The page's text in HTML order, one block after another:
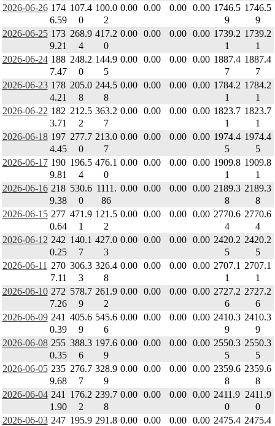
2026-06-26 174
6.59
107.4
0
100.0
2
0.00 0.00 0.00 0.00 1746.5
9
1746.5
9
2026-06-25 173
9.21
268.9
4
417.2
0
0.00 0.00 0.00 0.00 1739.2
1
1739.2
1
2026-06-24 188
7.47
248.2
0
144.9
5
0.00 0.00 0.00 0.00 1887.4
7
1887.4
7
2026-06-23 178
4.21
205.0
8
244.5
8
0.00 0.00 0.00 0.00 1784.2
1
1784.2
1
2026-06-22 182
3.71
212.5
2
363.2
7
0.00 0.00 0.00 0.00 1823.7
1
1823.7
1
2026-06-18 197
4.45
277.7
0
213.0
7
0.00 0.00 0.00 0.00 1974.4
5
1974.4
5
2026-06-17 190
9.81
196.5
4
476.1
0
0.00 0.00 0.00 0.00 1909.8
1
1909.8
1
2026-06-16 218
9.38
530.6
0
1111.
86
0.00 0.00 0.00 0.00 2189.3
8
2189.3
8
2026-06-15 277
0.64
471.9
1
121.5
2
0.00 0.00 0.00 0.00 2770.6
4
2770.6
4
2026-06-12 242
0.25
140.1
7
427.0
3
0.00 0.00 0.00 0.00 2420.2
5
2420.2
5
2026-06-11 270
7.11
306.3
3
326.4
8
0.00 0.00 0.00 0.00 2707.1
1
2707.1
1
2026-06-10 272
7.26
578.7
9
261.9
2
0.00 0.00 0.00 0.00 2727.2
6
2727.2
6
2026-06-09 241
0.39
405.6
9
545.6
6
0.00 0.00 0.00 0.00 2410.3
9
2410.3
9
2026-06-08 255
0.35
388.3
6
197.6
9
0.00 0.00 0.00 0.00 2550.3
5
2550.3
5
2026-06-05 235
9.68
276.7
7
328.9
9
0.00 0.00 0.00 0.00 2359.6
8
2359.6
8
2026-06-04 241
1.90
176.2
2
239.7
8
0.00 0.00 0.00 0.00 2411.9
0
2411.9
0
2026-06-03 247 195.9 291.8 0.00 0.00 0.00 0.00 2475.4 2475.4